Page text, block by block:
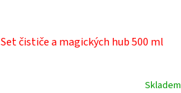
Set čističe a magických hub 500 ml
Skladem